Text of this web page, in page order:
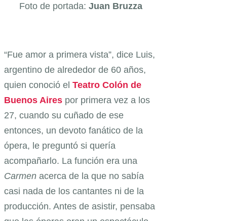
Foto de portada: Juan Bruzza
“Fue amor a primera vista”, dice Luis,
argentino de alrededor de 60 años,
quien conoció el Teatro Colón de
Buenos Aires por primera vez a los
27, cuando su cuñado de ese
entonces, un devoto fanático de la
ópera, le preguntó si quería
acompañarlo. La función era una
Carmen acerca de la que no sabía
casi nada de los cantantes ni de la
producción. Antes de asistir, pensaba